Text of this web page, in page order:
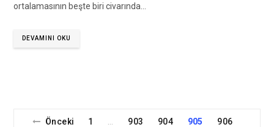
ortalamasının beşte biri civarında…
DEVAMINI OKU
Önceki 1 … 903 904 905
906